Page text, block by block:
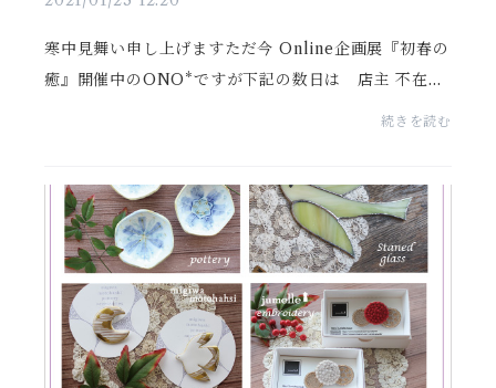
寒中見舞い申し上げますただ今 Online企画展『初春の
癒』開催中のONO*ですが下記の数日は 店主 不在と
なりますので OnlineShop受付（ご注文確認メール
続きを読む